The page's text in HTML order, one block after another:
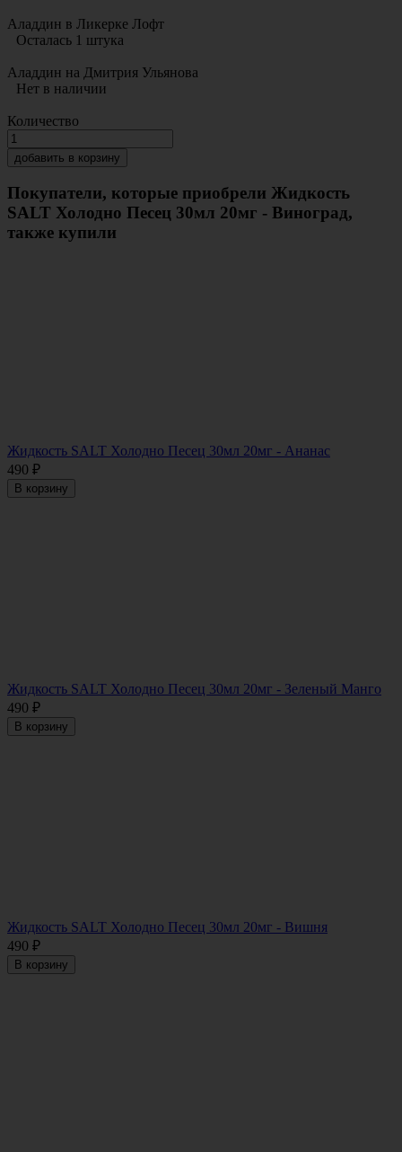
Аладдин в Ликерке Лофт
Осталась 1 штука
Аладдин на Дмитрия Ульянова
Нет в наличии
Количество
добавить в корзину
Покупатели, которые приобрели Жидкость
SALT Холодно Песец 30мл 20мг - Виноград,
также купили
Жидкость SALT Холодно Песец 30мл 20мг - Ананас
490 ₽
В корзину
Жидкость SALT Холодно Песец 30мл 20мг - Зеленый Манго
490 ₽
В корзину
Жидкость SALT Холодно Песец 30мл 20мг - Вишня
490 ₽
В корзину